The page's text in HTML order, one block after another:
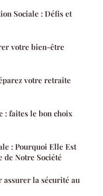
Sociale : Défis et
votre bien-être
votre retraite
: faites le bon choix
: Pourquoi Elle Est
Notre Société
assurer la sécurité au